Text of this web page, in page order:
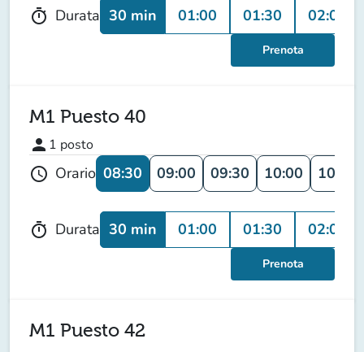
timer Durata 30 min 01:00 01:30 02:00
Prenota
M1 Puesto 40
person 1 posto
schedule Orario 08:30 09:00 09:30 10:00 10:30
timer Durata 30 min 01:00 01:30 02:00
Prenota
M1 Puesto 42